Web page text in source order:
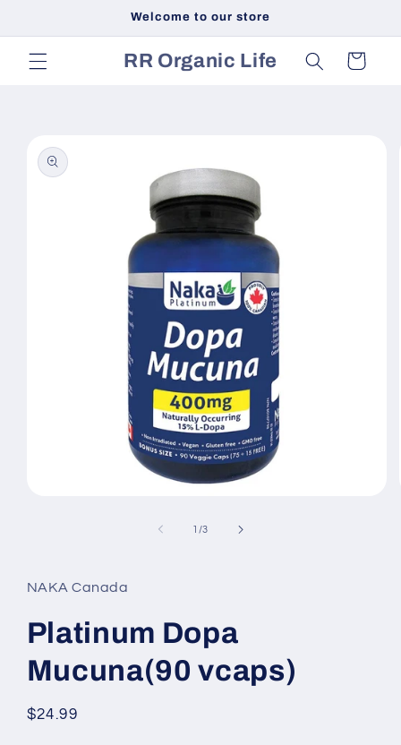
Welcome to our store
RR Organic Life Cart
product
information
1 /of
3
NAKA Canada
Platinum Dopa
Mucuna(90 vcaps)
Regular
$24.99